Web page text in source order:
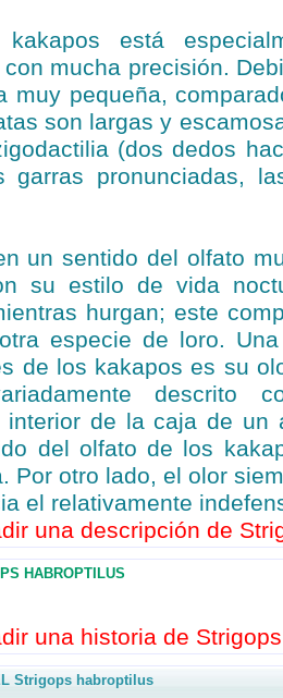
está
mucha precisión.
muy pequeña,
son largas y
(dos dedos
garras pronunciadas,
un sentido del olfato
su estilo de vida
hurgan; este
especie de loro.
de los kakapos es su
descrito
interior de la caja de un
del olfato de los
Por otro lado, el olor
el relativamente
una descripción de
HABROPTILUS
una historia de
Strigops habroptilus